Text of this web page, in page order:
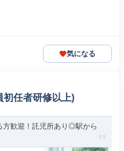
気になる
初任者研修以上)
方歓迎！託児所あり◎駅から